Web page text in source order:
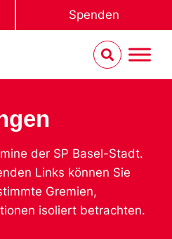
Spenden
der SP Basel-Stadt.
Links können Sie
Gremien,
isoliert betrachten.